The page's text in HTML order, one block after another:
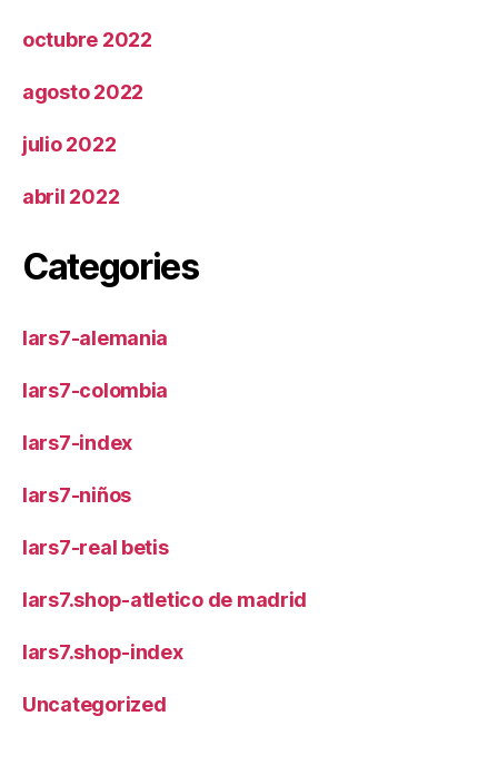
octubre 2022
agosto 2022
julio 2022
abril 2022
Categories
lars7-alemania
lars7-colombia
lars7-index
lars7-niños
lars7-real betis
lars7.shop-atletico de madrid
lars7.shop-index
Uncategorized